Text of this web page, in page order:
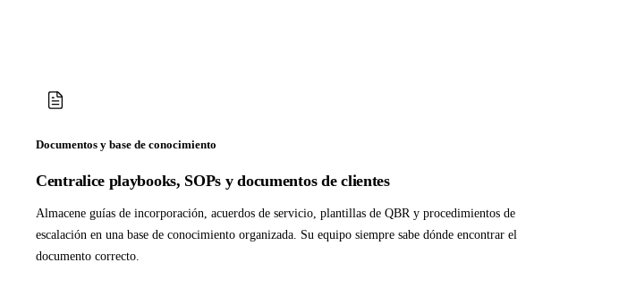
Documentos y base de conocimiento
Centralice playbooks, SOPs y documentos de clientes
Almacene guías de incorporación, acuerdos de servicio, plantillas de QBR y procedimientos de
escalación en una base de conocimiento organizada. Su equipo siempre sabe dónde encontrar el
documento correcto.